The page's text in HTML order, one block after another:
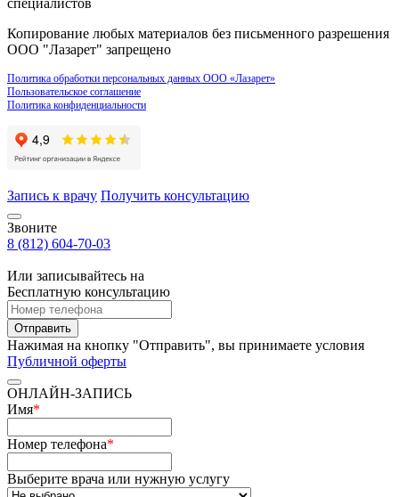
специалистов
Копирование любых материалов без письменного разрешения
ООО "Лазарет" запрещено
Политика обработки персональных данных ООО «Лазарет»
Пользовательское соглашение
Политика конфиденциальности
Запись к врачу Получить консультацию
Звоните
8 (812) 604-70-03
Или записывайтесь на
Бесплатную консультацию
Отправить
Нажимая на кнопку "Отправить", вы принимаете условия
Публичной оферты
ОНЛАЙН-ЗАПИСЬ
Имя*
Номер телефона*
Выберите врача или нужную услугу